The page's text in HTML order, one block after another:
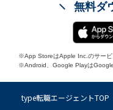
無料ダ
※App StoreはApple Inc.のサービ
※Android、Google Playは
type転職エージェントTOP